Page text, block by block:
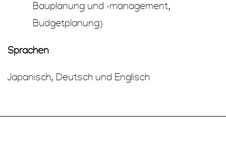
Bauplanung und -management,
Budgetplanung)
Sprachen
Japanisch, Deutsch und Englisch